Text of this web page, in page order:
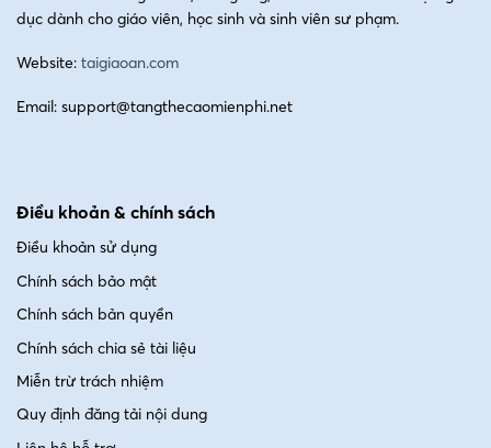
dục dành cho giáo viên, học sinh và sinh viên sư phạm.
Website: taigiaoan.com
Email: support@tangthecaomienphi.net
Điều khoản & chính sách
Điều khoản sử dụng
Chính sách bảo mật
Chính sách bản quyền
Chính sách chia sẻ tài liệu
Miễn trừ trách nhiệm
Quy định đăng tải nội dung